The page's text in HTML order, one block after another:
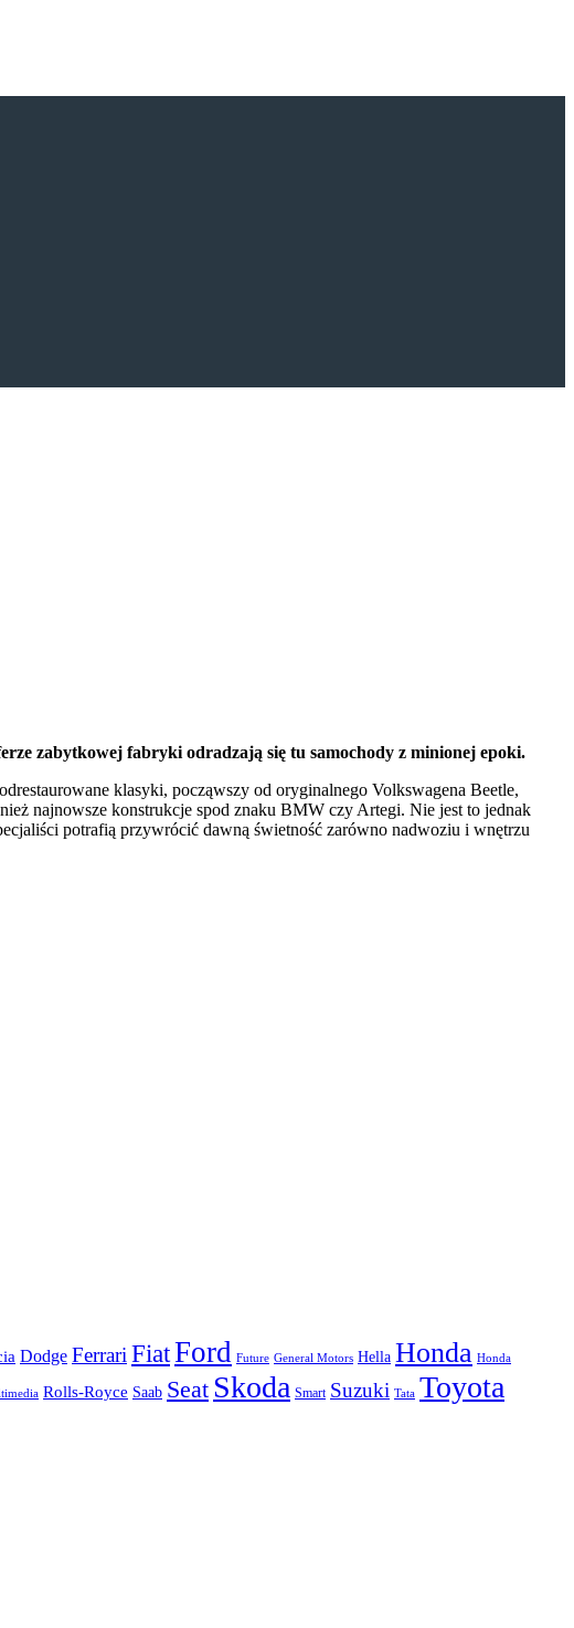
zabytkowej fabryki odradzają się tu samochody z minionej epoki.
klasyki, począwszy od oryginalnego Volkswagena Beetle,
najnowsze konstrukcje spod znaku BMW czy Artegi. Nie jest to jednak
potrafią przywrócić dawną świetność zarówno nadwoziu i wnętrzu
Dodge Ferrari FiatFord Future General Motors Hella Honda Honda
Rolls-Royce Saab Seat Skoda Smart Suzuki Tata Toyota